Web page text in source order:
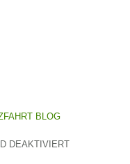
BLOG
DEAKTIVIERT